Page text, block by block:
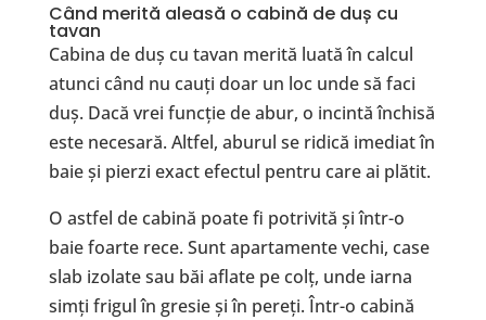
Când merită aleasă o cabină de duș cu
tavan
Cabina de duș cu tavan merită luată în calcul
atunci când nu cauți doar un loc unde să faci
duș. Dacă vrei funcție de abur, o incintă închisă
este necesară. Altfel, aburul se ridică imediat în
baie și pierzi exact efectul pentru care ai plătit.
O astfel de cabină poate fi potrivită și într-o
baie foarte rece. Sunt apartamente vechi, case
slab izolate sau băi aflate pe colț, unde iarna
simți frigul în gresie și în pereți. Într-o cabină